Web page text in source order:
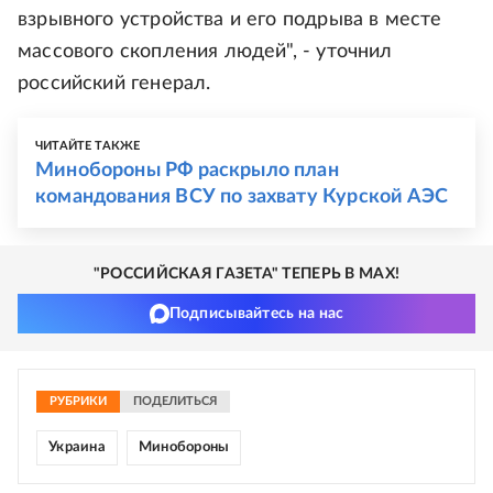
взрывного устройства и его подрыва в месте
массового скопления людей", - уточнил
российский генерал.
ЧИТАЙТЕ ТАКЖЕ
Минобороны РФ раскрыло план
командования ВСУ по захвату Курской АЭС
"РОССИЙСКАЯ ГАЗЕТА" ТЕПЕРЬ В MAX!
Подписывайтесь на нас
РУБРИКИ ПОДЕЛИТЬСЯ
Украина Минобороны